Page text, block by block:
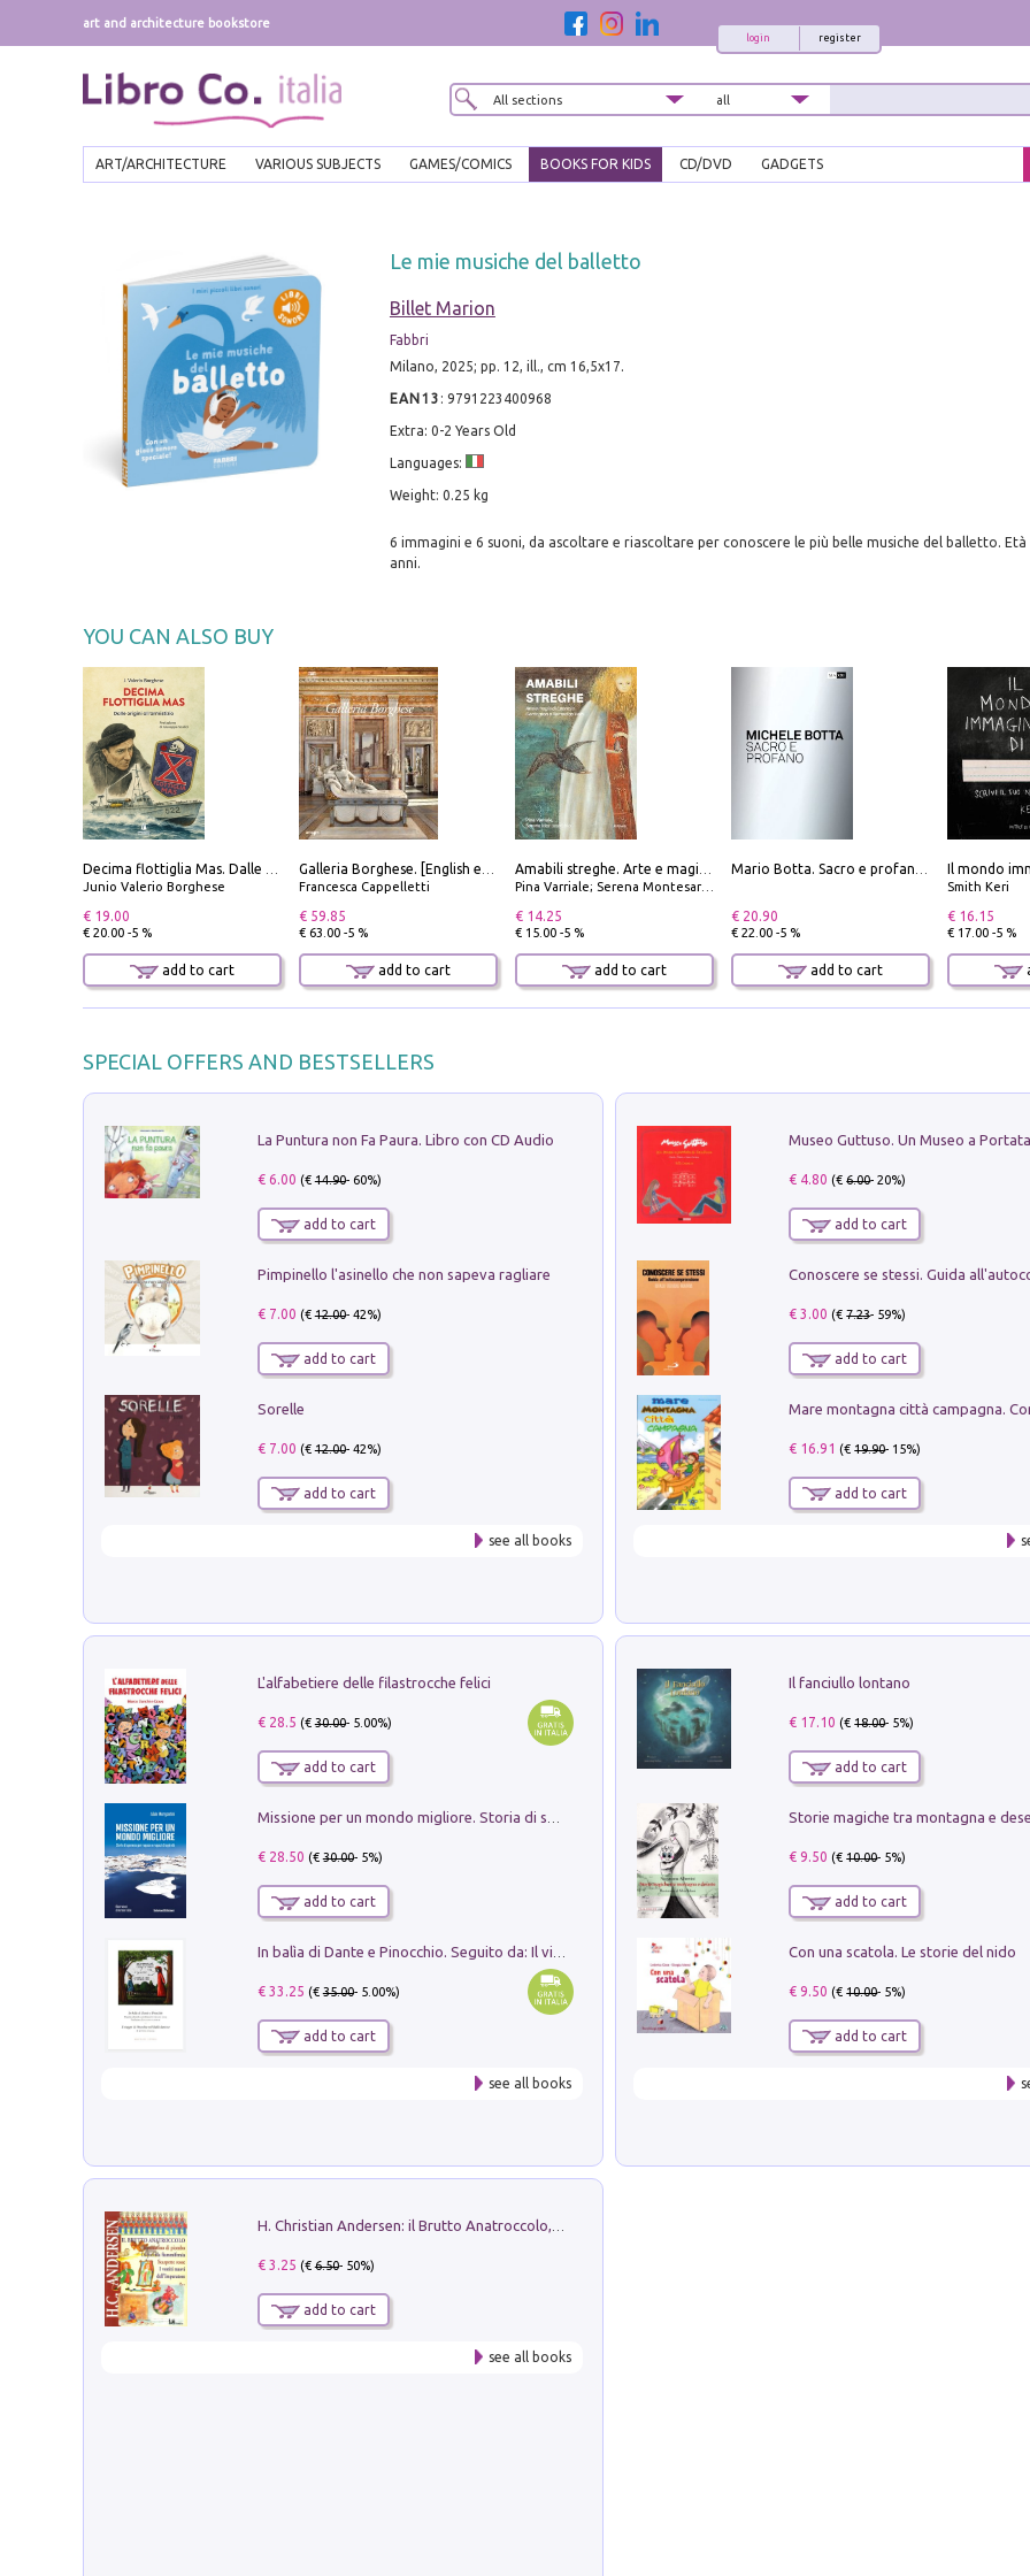
art and architecture bookstore
register
login
ART/ARCHITECTURE VARIOUS SUBJECTS GAMES/COMICS BOOKS FOR KIDS CD/DVD GADGETS
Le mie musiche del balletto
Billet Marion
Fabbri
Milano, 2025; pp. 12, ill., cm 16,5x17.
EAN13 : 9791223400968
Extra: 0-2 Years Old
Languages:
Weight: 0.25 kg
6 immagini e 6 suoni, da ascoltare e riascoltare per conoscere le più belle musiche del balletto.
anni.
YOU CAN ALSO BUY
Junio Valerio Borghese
€ 19.00
€ 20.00 -5 %
add to cart
Francesca Cappelletti
€ 59.85
€ 63.00 -5 %
add to cart
Pina Varriale; Serena Montesarchio
€ 14.25
€ 15.00 -5 %
add to cart
€ 20.90
€ 22.00 -5 %
add to cart
Il mondo
Smith Keri
€ 16.15
€ 17.00 -5 %
SPECIAL OFFERS AND BESTSELLERS
La Puntura non Fa Paura. Libro con CD Audio
€ 6.00 (€14.90- 60%)
add to cart
Pimpinello l'asinello che non sapeva ragliare
€ 7.00 (€12.00- 42%)
add to cart
Sorelle
€ 7.00 (€12.00- 42%)
add to cart
see all books
€ 4.80 (€6.00- 20%)
add to cart
€ 3.00 (€7.23- 59%)
add to cart
€ 16.91 (€19.90- 15%)
add to cart
L'alfabetiere delle filastrocche felici
€ 28.5 (€30.00- 5.00%)
add to cart
€ 28.50 (€30.00- 5%)
add to cart
€ 33.25 (€35.00- 5.00%)
add to cart
see all books
Il fanciullo lontano
€ 17.10 (€18.00- 5%)
add to cart
Storie magiche tra montagna e
€ 9.50 (€10.00- 5%)
add to cart
Con una scatola. Le storie del nido
€ 9.50 (€10.00- 5%)
add to cart
€ 3.25 (€6.50- 50%)
add to cart
see all books